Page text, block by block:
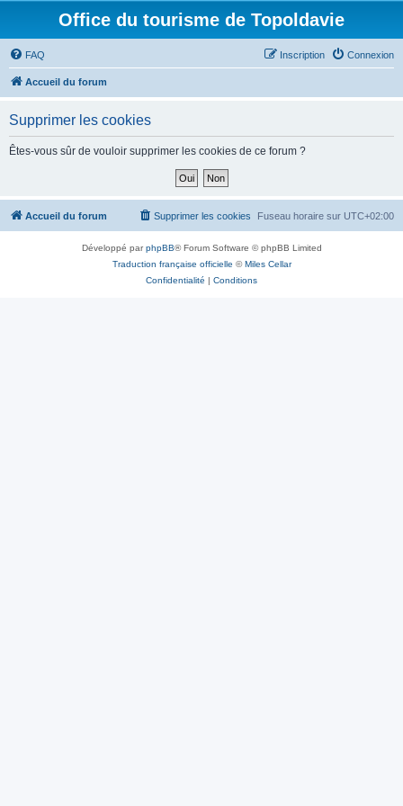
Office du tourisme de Topoldavie
FAQ Connexion
Inscription
Accueil du forum
Supprimer les cookies
Êtes-vous sûr de vouloir supprimer les cookies de ce forum ?
Accueil du forum Fuseau horaire sur UTC+02:00
Supprimer les cookies
Développé parphpBB® Forum Software © phpBB Limited
Traduction française officielle ©Miles Cellar
Confidentialité | Conditions